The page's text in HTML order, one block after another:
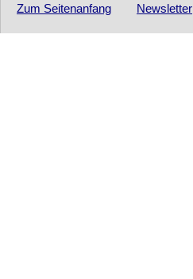
Zum Seitenanfang Newsletter